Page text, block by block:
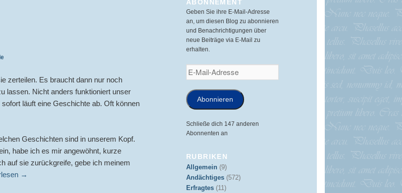
zerteilen. Es braucht dann nur noch
lassen. Nicht anders funktioniert unser
läuft eine Geschichte ab. Oft können
Geschichten sind in unserem Kopf.
habe ich es mir angewöhnt, kurze
auf sie zurückgreife, gebe ich meinem
→
ABONNEMENT
Geben Sie ihre E-Mail-Adresse
an, um diesen Blog zu abonnieren
und Benachrichtigungen über
neue Beiträge via E-Mail zu
erhalten.
E-
Mail-
Abonnieren
Schließe dich 147 anderen
Abonnenten an
RUBRIKEN
Allgemein (9)
Andächtiges (572)
Erfragtes (11)